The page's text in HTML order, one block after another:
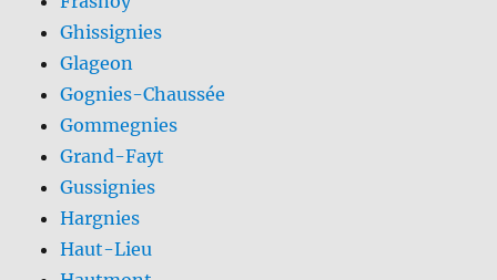
Ghissignies
Glageon
Gognies-Chaussée
Gommegnies
Grand-Fayt
Gussignies
Hargnies
Haut-Lieu